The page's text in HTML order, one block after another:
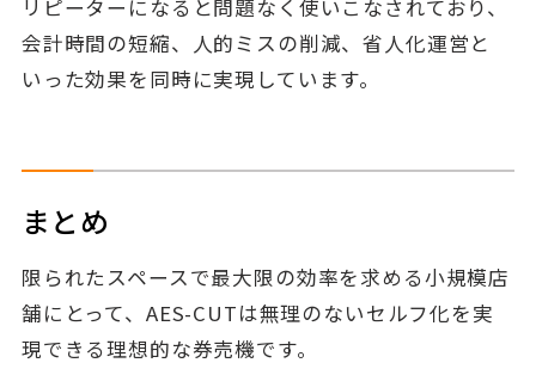
リピーターになると問題なく使いこなされており、
会計時間の短縮、人的ミスの削減、省人化運営と
いった効果を同時に実現しています。
まとめ
限られたスペースで最大限の効率を求める小規模店
舗にとって、AES-CUTは無理のないセルフ化を実
現できる理想的な券売機です。